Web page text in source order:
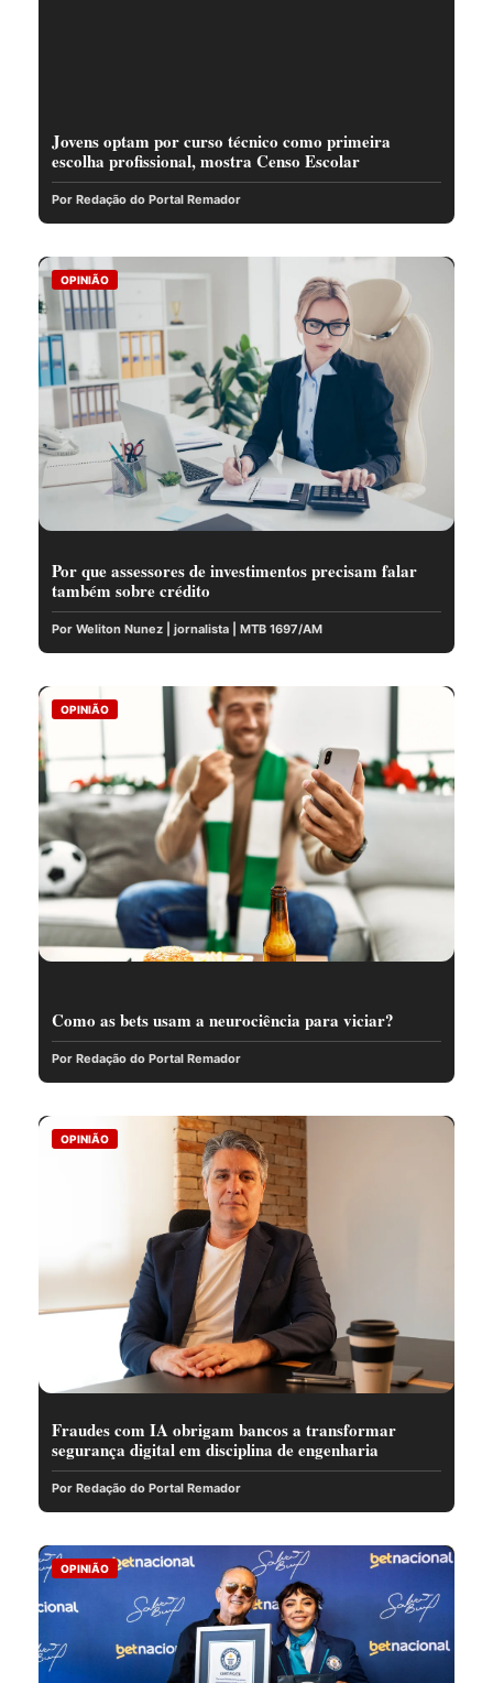
Jovens optam por curso técnico como primeira
escolha profissional, mostra Censo Escolar
Por Redação do Portal Remador
OPINIÃO
Por que assessores de investimentos precisam falar
também sobre crédito
Por Weliton Nunez | jornalista | MTB 1697/AM
OPINIÃO
Como as bets usam a neurociência para viciar?
Por Redação do Portal Remador
OPINIÃO
Fraudes com IA obrigam bancos a transformar
segurança digital em disciplina de engenharia
Por Redação do Portal Remador
OPINIÃO